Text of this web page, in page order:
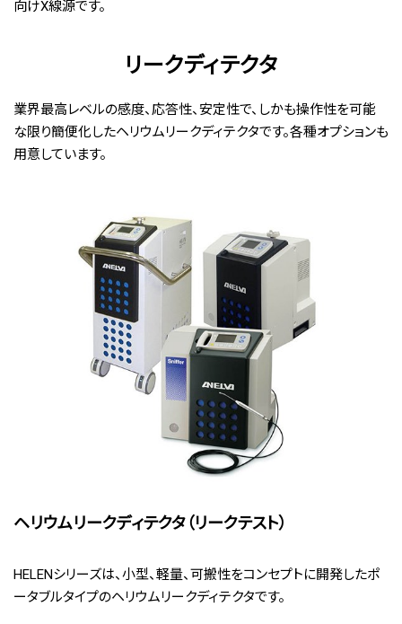
向けX線源です。
リークディテクタ
業界最高レベルの感度、応答性、安定性で、しかも操作性を可能
な限り簡便化したヘリウムリークディテクタです。各種オプションも
用意しています。
ヘリウムリークディテクタ（リークテスト）
HELENシリーズは、小型、軽量、可搬性をコンセプトに開発したポ
ータブルタイプのヘリウムリークディテクタです。